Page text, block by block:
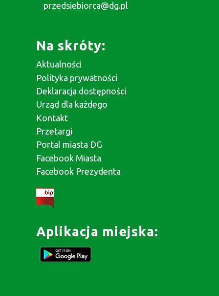
przedsiebiorca@dg.pl
Na skróty:
Aktualności
Polityka prywatności
Deklaracja dostępności
Urząd dla każdego
Kontakt
Przetargi
Portal miasta DG
Facebook Miasta
Facebook Prezydenta
Aplikacja miejska: